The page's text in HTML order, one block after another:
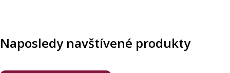
Naposledy navštívené produkty